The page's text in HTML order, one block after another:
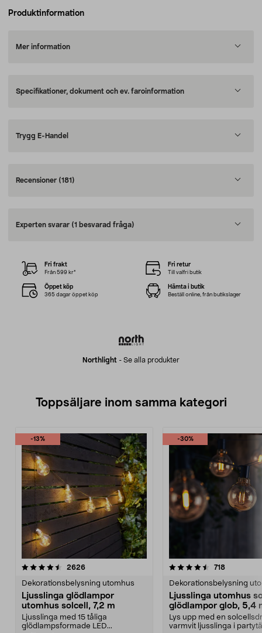
Produktinformation
Mer information
Specifikationer, dokument och ev. faroinformation
Trygg E-Handel
Recensioner (181)
Experten svarar (1 besvarad fråga)
Northlight - Se alla produkter
Fri frakt
Från 599 kr*
Fri retur
Till valfri butik
Öppet köp
365 dagar öppet köp
Hämta i butik
Beställ online, från butikslager
Toppsäljare inom samma kategori
-13%
2626recensioner
Dekorationsbelysning utomhus
Ljusslinga glödlampor
utomhus solcell, 7,2 m
Ljusslinga med 15 tåliga
glödlampsformade LED...
-30%
4.5 av 5 stjärnor 718
Dekorationsbelysning
Ljusslinga utomhus
glödlampor glob, 5,4
Lys upp med en
varmvit ljusslinga i
4.5 av 5 stjärnor